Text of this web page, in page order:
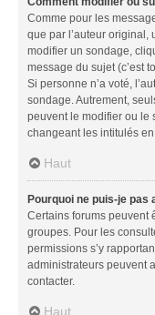
Comme pour les
que par l’auteur original,
modifier un sondage,
message du sujet (c’est
Si personne n’a voté,
sondage. Autrement,
peuvent le modifier ou le
changeant les intitulés
Haut
Pourquoi ne puis-je pas
Certains forums peuvent
groupes. Pour les
permissions s’y
administrateurs peuvent
contacter.
Haut